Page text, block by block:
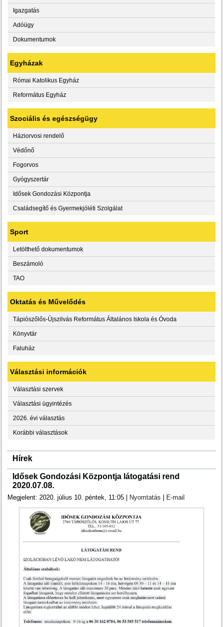
Igazgatás
Adóügy
Dokumentumok
Egyházak
Római Katolikus Egyház
Református Egyház
Szociális és egészségügy
Háziorvosi rendelő
Védőnő
Fogorvos
Gyógyszertár
Idősek Gondozási Központja
Családsegítő és Gyermekjóléti Szolgálat
Sport
Letölthető dokumentumok
Beszámoló
TAO
Oktatás és Művelődés
Tápiószőlős-Újszilvás Református Általános Iskola és Óvoda
Könyvtár
Faluház
Választási információk
Választási szervek
Választási ügyintézés
2026. évi választás
Korábbi választások
Hírek
Idősek Gondozási Központja látogatási rend
2020.07.08.
Megjelent: 2020. július 10. péntek, 11:05 Nyomtatás E-mail